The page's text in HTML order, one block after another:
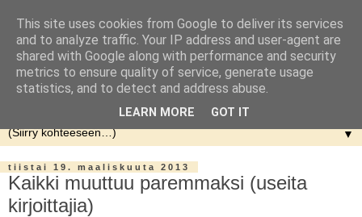
▼
tiistai 19. maaliskuuta 2013
Kaikki muuttuu paremmaksi (useita
kirjoittajia)
This site uses cookies from Google to deliver its services
and to analyze traffic. Your IP address and user-agent are
shared with Google along with performance and security
metrics to ensure quality of service, generate usage
statistics, and to detect and address abuse.
LEARN MORE GOT IT